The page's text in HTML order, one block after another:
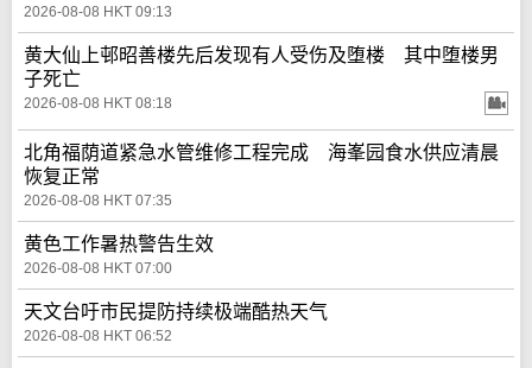
2026-08-08 HKT 09:13
黄大仙上邨昭善楼先后发现有人受伤及堕楼 其中堕楼男
子死亡
2026-08-08 HKT 08:18
北角福荫道紧急水管维修工程完成 海峯园食水供应清晨
恢复正常
2026-08-08 HKT 07:35
黄色工作暑热警告生效
2026-08-08 HKT 07:00
天文台吁市民提防持续极端酷热天气
2026-08-08 HKT 06:52